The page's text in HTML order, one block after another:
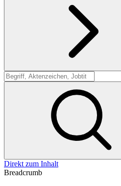
Suche
Direkt zum Inhalt
Breadcrumb